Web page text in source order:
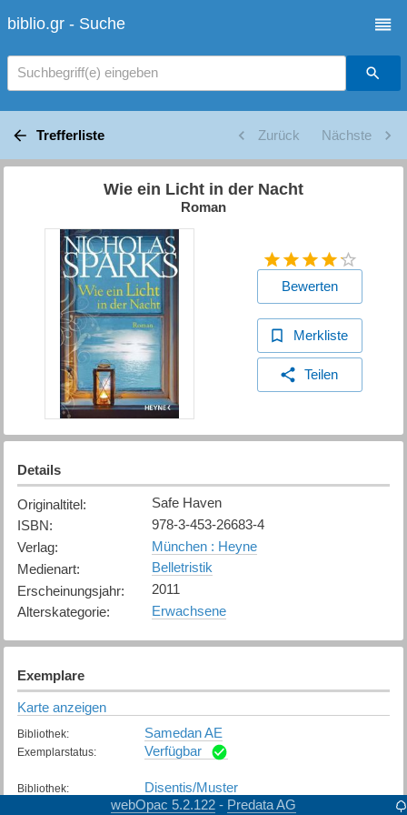
biblio.gr - Suche
Suchbegriff(e) eingeben
Trefferliste Zurück Nächste
Wie ein Licht in der Nacht
Roman
Bewerten
Merkliste
Teilen
Details
Originaltitel:
Safe Haven
ISBN:
978-3-453-26683-4
Verlag:
München : Heyne
Medienart:
Belletristik
Erscheinungsjahr:
2011
Alterskategorie: Erwachsene
Exemplare
Karte anzeigen
Bibliothek: Samedan AE
Exemplarstatus: Verfügbar
Bibliothek: Disentis/Muster
Verfügbar
webOpac 5.2.122 - Predata AG